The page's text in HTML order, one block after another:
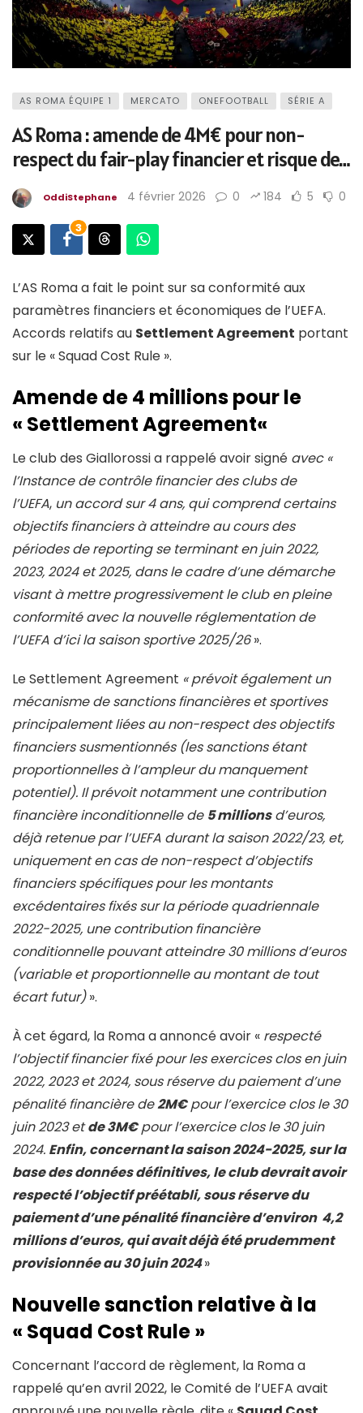
AS ROMA ÉQUIPE 1 MERCATO ONEFOOTBALL SÉRIE A
AS Roma : amende de 4M€ pour non-
respect du fair-play financier et risque de…
OddiStephane 4 février 2026 0 184 5 0
3
L’AS Roma a fait le point sur sa conformité aux
paramètres financiers et économiques de l’UEFA.
Accords relatifs au Settlement Agreement portant
sur le « Squad Cost Rule ».
Amende de 4 millions pour le
« Settlement Agreement«
Le club des Giallorossi a rappelé avoir signé avec «
l’Instance de contrôle financier des clubs de
l’UEFA, un accord sur 4 ans, qui comprend certains
objectifs financiers à atteindre au cours des
périodes de reporting se terminant en juin 2022,
2023, 2024 et 2025, dans le cadre d’une démarche
visant à mettre progressivement le club en pleine
conformité avec la nouvelle réglementation de
l’UEFA d’ici la saison sportive 2025/26».
Le Settlement Agreement « prévoit également un
mécanisme de sanctions financières et sportives
principalement liées au non-respect des objectifs
financiers susmentionnés (les sanctions étant
proportionnelles à l’ampleur du manquement
potentiel). Il prévoit notamment une contribution
financière inconditionnelle de 5 millionsd’euros,
déjà retenue par l’UEFA durant la saison 2022/23, et,
uniquement en cas de non-respect d’objectifs
financiers spécifiques pour les montants
excédentaires fixés sur la période quadriennale
2022-2025, une contribution financière
conditionnelle pouvant atteindre 30 millions d’euros
(variable et proportionnelle au montant de tout
écart futur)».
À cet égard, la Roma a annoncé avoir « respecté
l’objectif financier fixé pour les exercices clos en juin
2022, 2023 et 2024, sous réserve du paiement d’une
pénalité financière de2M€pour l’exercice clos le 30
juin 2023 etde 3M€pour l’exercice clos le 30 juin
2024. Enfin, concernant la saison 2024-2025, sur la
base des données définitives, le club devrait avoir
respecté l’objectif préétabli, sous réserve du
paiement d’une pénalité financière d’environ 4,2
millions d’euros, qui avait déjà été prudemment
provisionnée au 30 juin 2024»
Nouvelle sanction relative à la
« Squad Cost Rule »
Concernant l’accord de règlement, la Roma a
rappelé qu’en avril 2022, le Comité de l’UEFA avait